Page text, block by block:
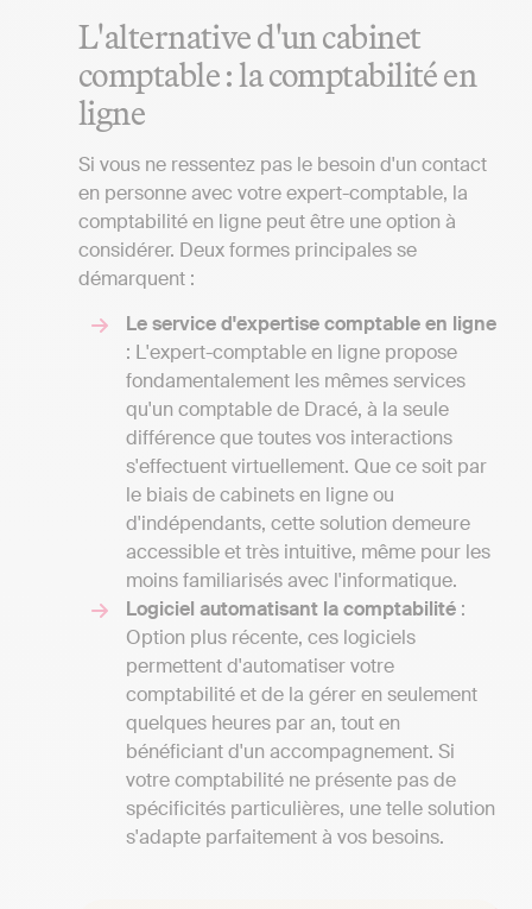
L'alternative d'un cabinet
comptable : la comptabilité en
ligne
Si vous ne ressentez pas le besoin d'un contact
en personne avec votre expert-comptable, la
comptabilité en ligne peut être une option à
considérer. Deux formes principales se
démarquent :
Le service d'expertise comptable en ligne
: L'expert-comptable en ligne propose
fondamentalement les mêmes services
qu'un comptable de Dracé, à la seule
différence que toutes vos interactions
s'effectuent virtuellement. Que ce soit par
le biais de cabinets en ligne ou
d'indépendants, cette solution demeure
accessible et très intuitive, même pour les
moins familiarisés avec l'informatique.
Logiciel automatisant la comptabilité :
Option plus récente, ces logiciels
permettent d'automatiser votre
comptabilité et de la gérer en seulement
quelques heures par an, tout en
bénéficiant d'un accompagnement. Si
votre comptabilité ne présente pas de
spécificités particulières, une telle solution
s'adapte parfaitement à vos besoins.